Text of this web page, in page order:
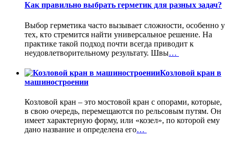
Как правильно выбрать герметик для разных задач?
Выбор герметика часто вызывает сложности, особенно у
тех, кто стремится найти универсальное решение. На
практике такой подход почти всегда приводит к
неудовлетворительному результату. Швы…
Козловой кран в
машиностроении
Козловой кран – это мостовой кран с опорами, которые,
в свою очередь, перемещаются по рельсовым путям. Он
имеет характерную форму, или «козел», по которой ему
дано название и определена его…